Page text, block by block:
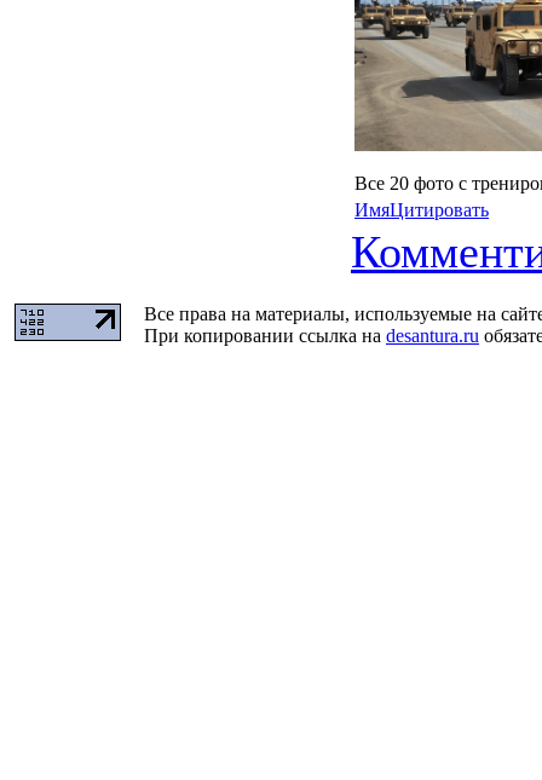
Все 20 фото с
ИмяЦитировать
Все права на материалы, используемые на
При копировании ссылка на desantura.ru